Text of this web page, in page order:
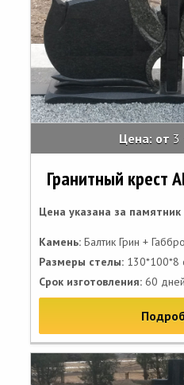
Цена: от 3
Гранитный крест
Цена указана за памятник
Камень: Балтик Грин +
Размеры стелы: 130*100*8
Срок изготовления: 60 дней